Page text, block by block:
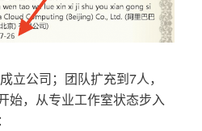
立公司；团队扩充到7人，
始，从专业工作室状态步入